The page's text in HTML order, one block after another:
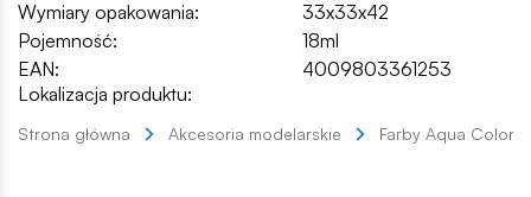
Wymiary opakowania:
33x33x42
Pojemność:
18ml
EAN:
4009803361253
Lokalizacja produktu:
Strona główna Akcesoria modelarskie Farby Aqua Color